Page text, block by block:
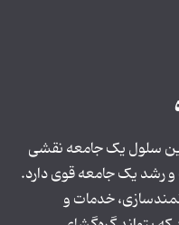
سلول یک جامعه نقشی
رشد یک جامعه قوی دارد.
خدمات و